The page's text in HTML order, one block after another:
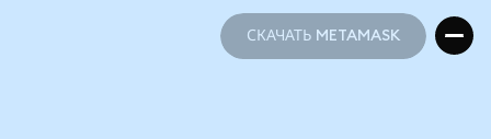
СКАЧАТЬ METAMASK